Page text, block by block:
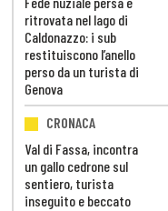
ritrovata nel lago di
Caldonazzo: i sub
restituiscono l’anello
perso da un turista di
Genova
CRONACA
Val di Fassa, incontra
un gallo cedrone sul
sentiero, turista
inseguito e beccato